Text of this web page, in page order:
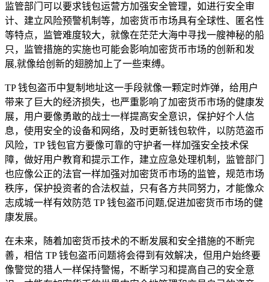
监管部门可以要求钱包运营方加强安全管理，如进行安全审
计、建立风险预警机制等，加密货币市场具有全球性、匿名性
等特点，监管难度较大，就像在茫茫大海中寻找一艘神秘的船
只，监管措施的实施也可能会影响加密货币市场的创新和发
展,就像给创新的翅膀加上了一些束缚。
TP 钱包盗币中复制地址这一手段就像一颗定时炸弹，给用户
带来了巨大的经济损失，也严重影响了加密货币市场的健康发
展，用户要像勇敢的战士一样提高安全意识，保护好个人信
息，使用安全的设备和网络，及时更新钱包软件，以防范盗币
风险，TP 钱包官方要像可靠的守护者一样加强安全技术保
障，做好用户教育和提示工作，建立应急处理机制，监管部门
也应像公正的法官一样加强对加密货币市场的监管，规范市场
秩序，保护投资者的合法权益，只有各方共同努力，才能像众
志成城一样有效防范 TP 钱包盗币问题,促进加密货币市场的健
康发展。
在未来，随着加密货币技术的不断发展和安全措施的不断完
善，相信 TP 钱包盗币问题将会得到有效解决，但用户始终要
像警觉的猎人一样保持警惕，不断学习和提高自己的安全意